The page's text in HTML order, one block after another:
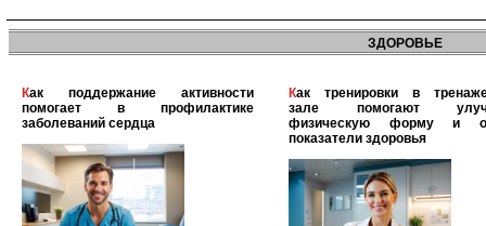
ЗДОРОВЬЕ
Как поддержание активности
помогает в профилактике
заболеваний сердца
Как тренировки в тренажерном
зале помогают
физическую форму и
показатели здоровья